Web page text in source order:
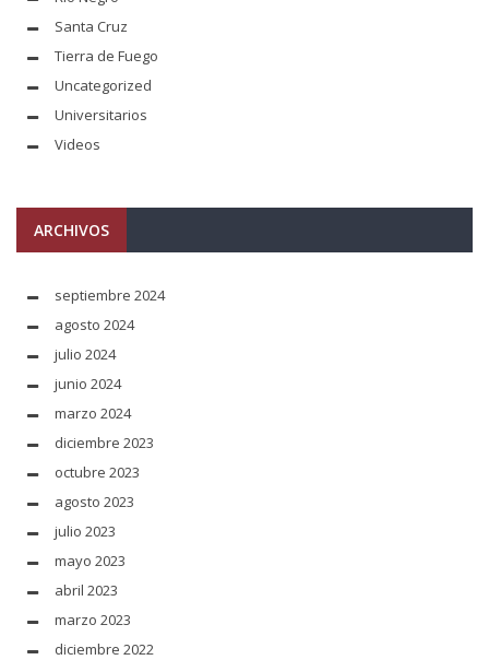
Santa Cruz
Tierra de Fuego
Uncategorized
Universitarios
Videos
ARCHIVOS
septiembre 2024
agosto 2024
julio 2024
junio 2024
marzo 2024
diciembre 2023
octubre 2023
agosto 2023
julio 2023
mayo 2023
abril 2023
marzo 2023
diciembre 2022